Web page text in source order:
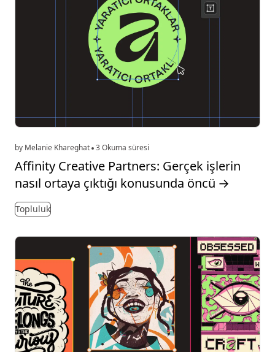
by Melanie Khareghat 3 Okuma süresi
Affinity Creative Partners: Gerçek işlerin
nasıl ortaya çıktığı konusunda öncü →
Topluluk